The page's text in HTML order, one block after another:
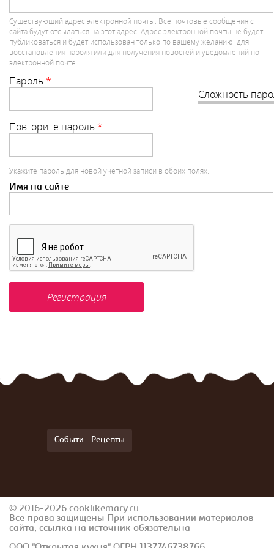
Существующий адрес электронной почты. Все почтовые сообщения с
сайта будут отсылаться на этот адрес. Адрес электронной почты не будет
публиковаться и будет использован только по вашему желанию: для
восстановления пароля или для получения новостей и уведомлений по
электронной почте.
Сложность
Пароль *
Повторите пароль *
Укажите пароль для новой учётной записи в обоих полях.
Имя на сайте
События Рецепты
© 2016-2026 cooklikemary.ru
Все права защищены При использовании материалов
сайта, ссылка на источник обязательна